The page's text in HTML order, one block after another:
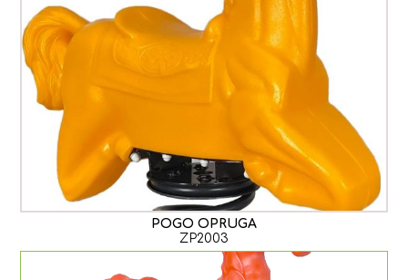
POGO OPRUGA
ZP2003